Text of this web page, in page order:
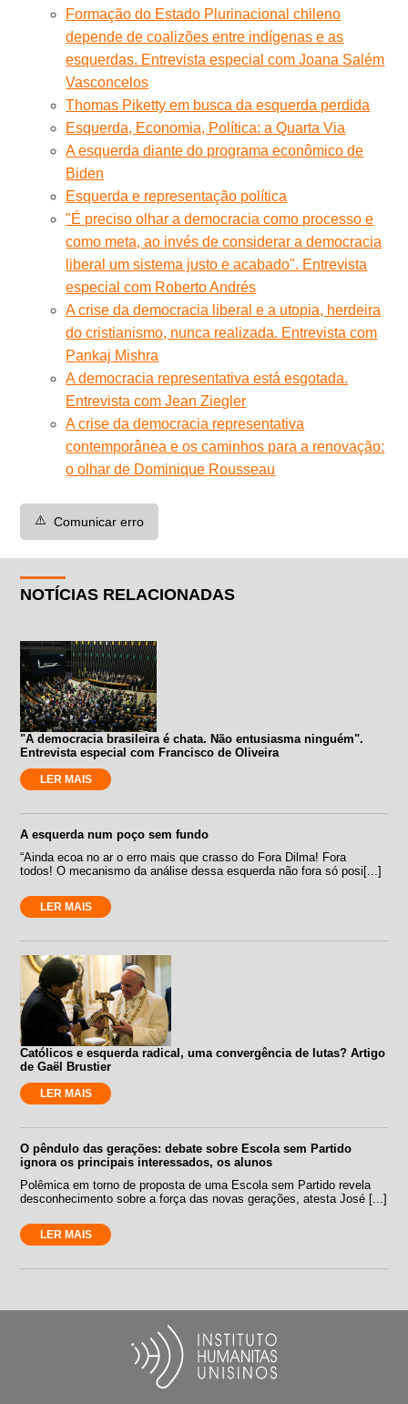
Formação do Estado Plurinacional chileno
depende de coalizões entre indígenas e as
esquerdas. Entrevista especial com Joana Salém
Vasconcelos
Thomas Piketty em busca da esquerda perdida
Esquerda, Economia, Política: a Quarta Via
A esquerda diante do programa econômico de
Biden
Esquerda e representação política
"É preciso olhar a democracia como processo e
como meta, ao invés de considerar a democracia
liberal um sistema justo e acabado". Entrevista
especial com Roberto Andrés
A crise da democracia liberal e a utopia, herdeira
do cristianismo, nunca realizada. Entrevista com
Pankaj Mishra
A democracia representativa está esgotada.
Entrevista com Jean Ziegler
A crise da democracia representativa
contemporânea e os caminhos para a renovação:
o olhar de Dominique Rousseau
⚠️ Comunicar erro
NOTÍCIAS RELACIONADAS
"A democracia brasileira é chata. Não entusiasma ninguém".
Entrevista especial com Francisco de Oliveira
LER MAIS
A esquerda num poço sem fundo
“Ainda ecoa no ar o erro mais que crasso do Fora Dilma! Fora
todos! O mecanismo da análise dessa esquerda não fora só posi[...]
LER MAIS
Católicos e esquerda radical, uma convergência de lutas? Artigo
de Gaël Brustier
LER MAIS
O pêndulo das gerações: debate sobre Escola sem Partido
ignora os principais interessados, os alunos
Polêmica em torno de proposta de uma Escola sem Partido revela
desconhecimento sobre a força das novas gerações, atesta José [...]
LER MAIS